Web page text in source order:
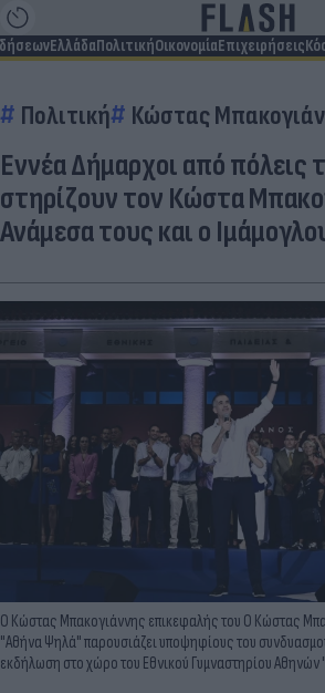
ΕλλάδαΠολιτικήΟικονομίαΕπιχειρήσεις
Πολιτική Κώστας
Εννέα Δήμαρχοι από πόλεις
στηρίζουν τον Κώστα
Ανάμεσα τους και ο
Ο Κώστας Μπακογιάννης επικεφαλής του Ο Κώστας
"Αθήνα Ψηλά" παρουσιάζει υποψηφίους του
εκδήλωση στο χώρο του Εθνικού Γυμναστηρίου